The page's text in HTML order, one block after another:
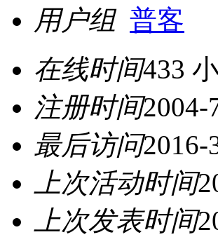
用户组 普客
在线时间433
注册时间2004-
最后访问2016-
上次活动时间
上次发表时间